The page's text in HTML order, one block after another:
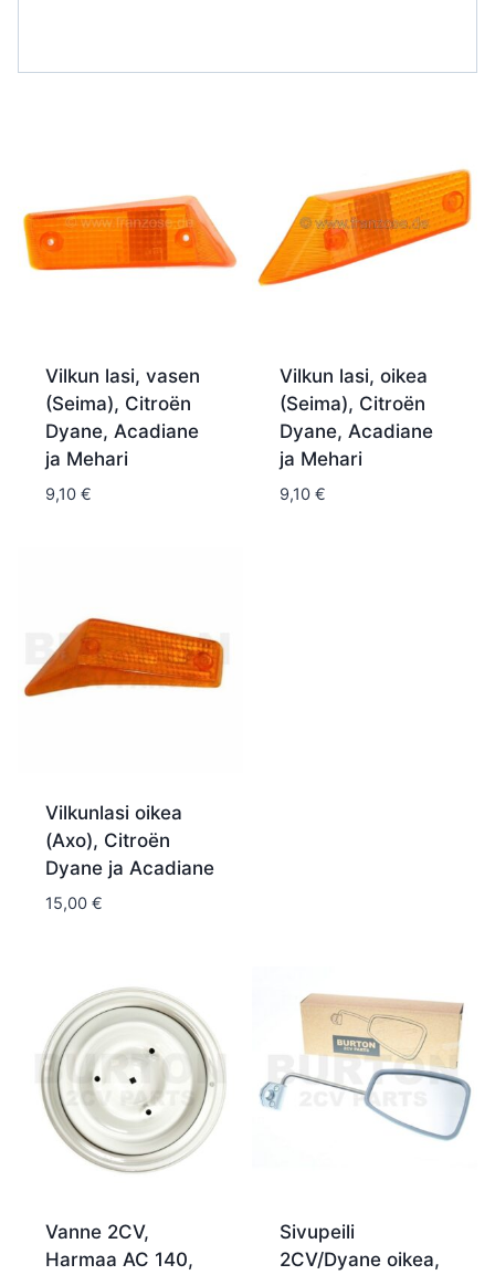
Vilkun lasi, vasen
(Seima), Citroën
Dyane, Acadiane
ja Mehari
9,10 €
Vilkun lasi, oikea
(Seima), Citroën
Dyane, Acadiane
ja Mehari
9,10 €
Vilkunlasi oikea
(Axo), Citroën
Dyane ja Acadiane
15,00 €
Vanne 2CV,
Harmaa AC 140,
Sivupeili
2CV/Dyane oikea,